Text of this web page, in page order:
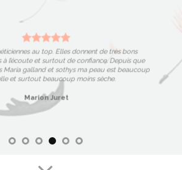
au top. Elles donnent de très bons
à l’écoute et surtout de confiance. Depuis que
Maria galland et sothys ma peau est beaucoup
et surtout beaucoup moins sèche.
Marion Juret